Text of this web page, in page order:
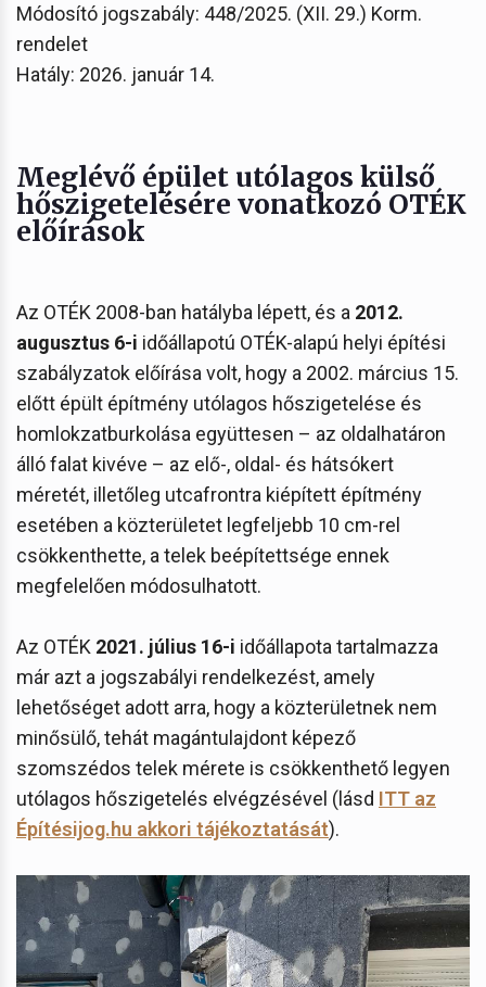
Módosító jogszabály: 448/2025. (XII. 29.) Korm.
rendelet
Hatály: 2026. január 14.
Meglévő épület utólagos külső
hőszigetelésére vonatkozó OTÉK
előírások
Az OTÉK 2008-ban hatályba lépett, és a 2012.
augusztus 6-i időállapotú OTÉK-alapú helyi építési
szabályzatok előírása volt, hogy a 2002. március 15.
előtt épült építmény utólagos hőszigetelése és
homlokzatburkolása együttesen – az oldalhatáron
álló falat kivéve – az elő-, oldal- és hátsókert
méretét, illetőleg utcafrontra kiépített építmény
esetében a közterületet legfeljebb 10 cm-rel
csökkenthette, a telek beépítettsége ennek
megfelelően módosulhatott.
Az OTÉK 2021. július 16-i időállapota tartalmazza
már azt a jogszabályi rendelkezést, amely
lehetőséget adott arra, hogy a közterületnek nem
minősülő, tehát magántulajdont képező
szomszédos telek mérete is csökkenthető legyen
utólagos hőszigetelés elvégzésével (lásd ITT az
Építésijog.hu akkori tájékoztatását).